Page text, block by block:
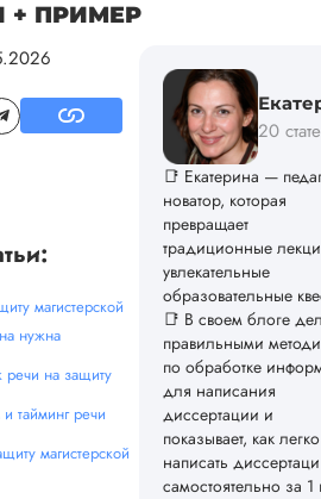
+ ПРИМЕР
магистерской
нужна
на защиту
тайминг речи
магистерской
20
📑 Екатерина —
новатор, которая
превращает
традиционные
увлекательные
образовательные
📑 В своем блоге
правильными
по обработке
для написания
диссертации и
показывает, как легко
написать
самостоятельно за 1